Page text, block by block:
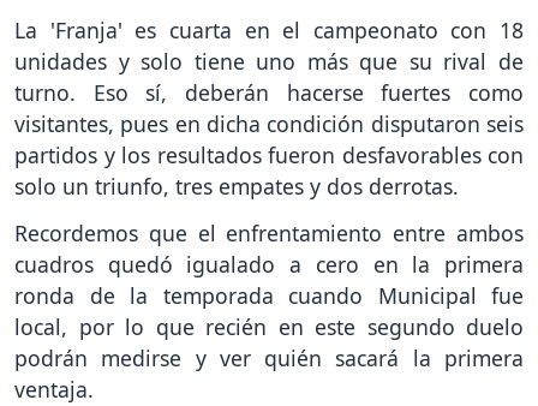
La 'Franja' es cuarta en el campeonato con 18
unidades y solo tiene uno más que su rival de
turno. Eso sí, deberán hacerse fuertes como
visitantes, pues en dicha condición disputaron seis
partidos y los resultados fueron desfavorables con
solo un triunfo, tres empates y dos derrotas.
Recordemos que el enfrentamiento entre ambos
cuadros quedó igualado a cero en la primera
ronda de la temporada cuando Municipal fue
local, por lo que recién en este segundo duelo
podrán medirse y ver quién sacará la primera
ventaja.